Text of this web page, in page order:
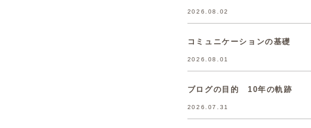
2026.08.02
コミュニケーションの基礎
2026.08.01
ブログの目的 10年の軌跡
2026.07.31